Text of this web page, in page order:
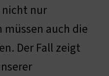
nicht nur
auch die
Der Fall zeigt